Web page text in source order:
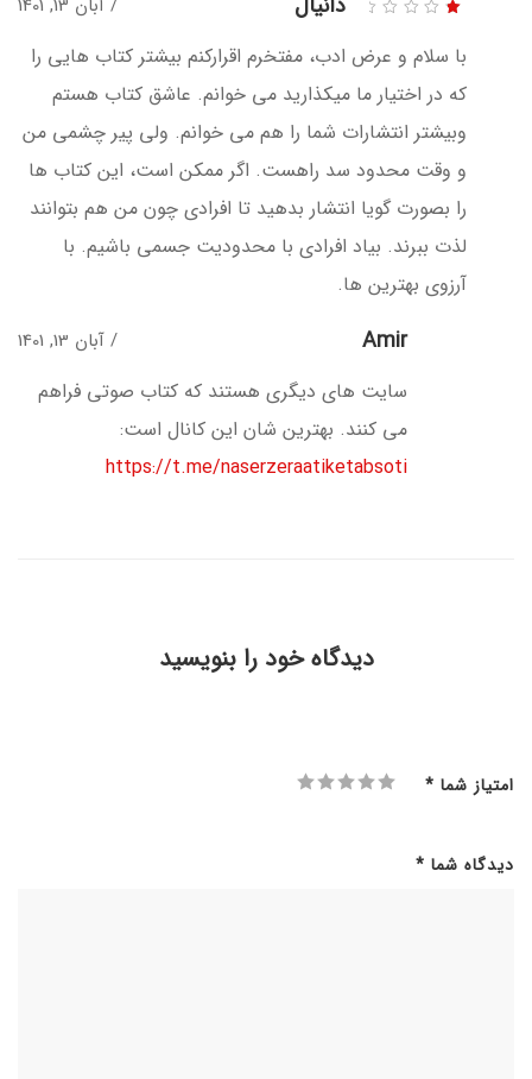
از
5با سلام و عرض ادب، مفتخرم اقرارکنم بیشتر کتاب هایی را
که در اختیار ما میکذارید می خوانم. عاشق کتاب هستم
وبیشتر انتشارات شما را هم می خوانم. ولی پیر چشمی من
و وقت محدود سد راهست. اگر ممکن است، این کتاب ها
را بصورت گویا انتشار بدهید تا افرادی چون من هم بتوانند
لذت ببرند. بیاد افرادی با محدودیت جسمی باشیم. با
آرزوی بهترین ها.
Amir آبان 13, 1401
سایت های دیگری هستند که کتاب صوتی فراهم
می کنند. بهترین شان این کانال است:
https://t.me/naserzeraatiketabsoti
دیدگاه خود را بنویسید
امتیاز شما *
دیدگاه شما *